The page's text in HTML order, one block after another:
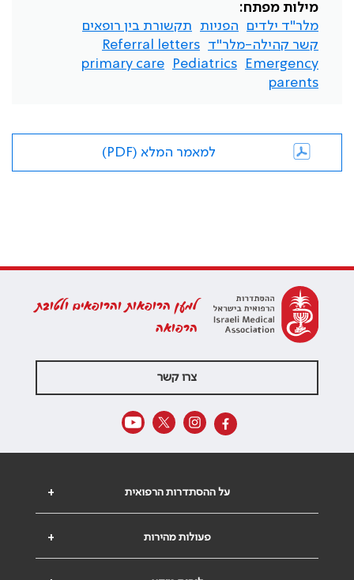
מילות מפתח:
מלר"ד ילדים
הפניות
תקשורת בין רופאים
קשר קהילה-מלר"ד
Referral letters
Emergency
Pediatrics
primary care
parents
למאמר המלא (PDF)
למען הרופאות והרופאים ולטובת
הרפואה
צרו קשר
+ על ההסתדרות הרפואית
+ פעולות מהירות